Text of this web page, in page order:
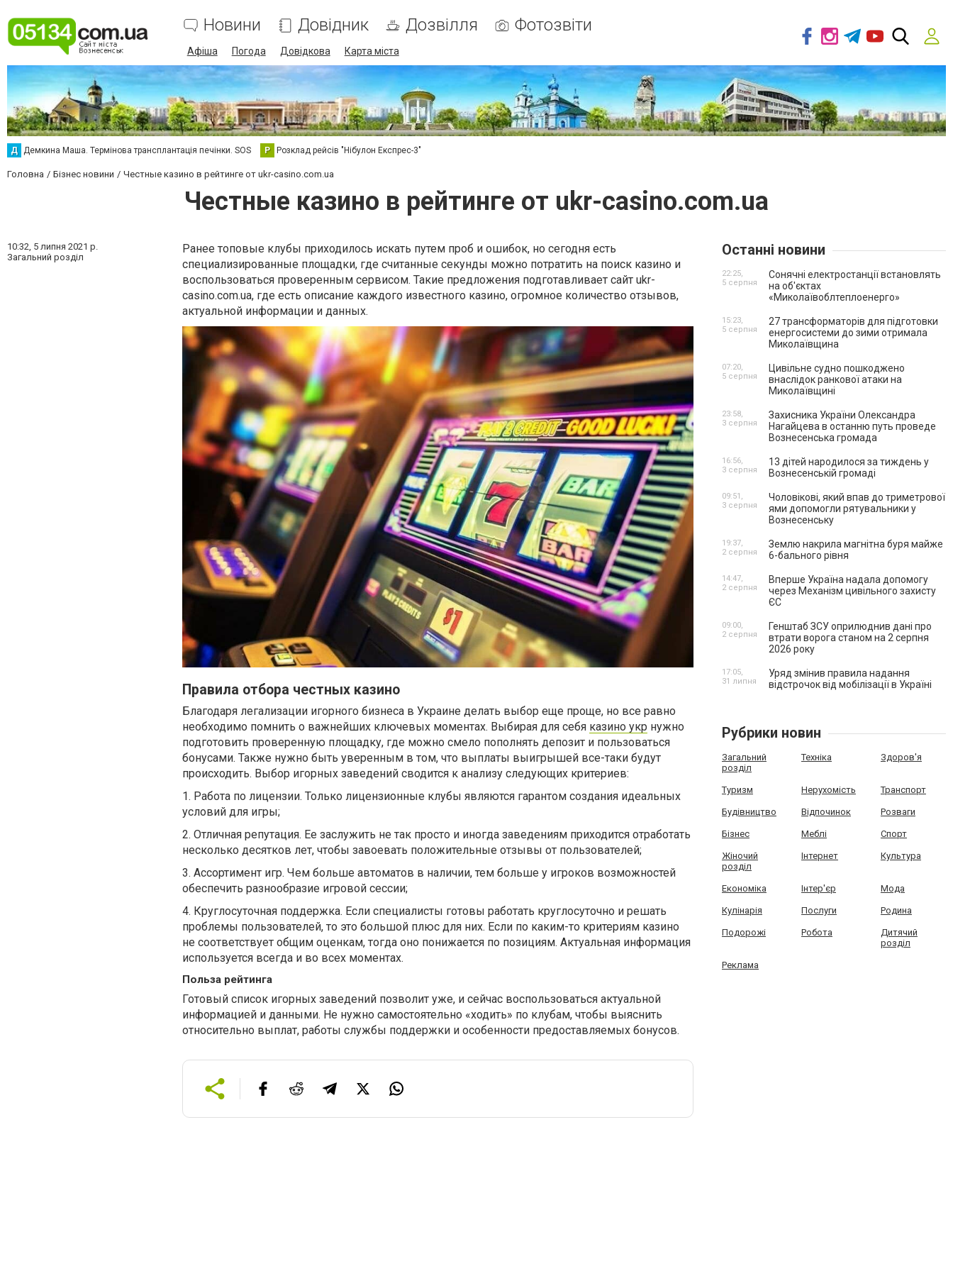
Новини Довідник Дозвілля Фотозвіти
Афіша Погода Довідкова Карта міста
Д Демкина Маша. Термінова трансплантація печінки. SOS Р Розклад рейсів "Нібулон Експрес-3"
Головна Бізнес новини Честные казино в рейтинге от ukr-casino.com.ua
Честные казино в рейтинге от ukr-casino.com.ua
10:32, 5 липня 2021 р.
Загальний розділ
Ранее топовые клубы приходилось искать путем проб и ошибок, но сегодня есть
специализированные площадки, где считанные секунды можно потратить на поиск казино и
воспользоваться проверенным сервисом. Такие предложения подготавливает сайт ukr-
casino.com.ua, где есть описание каждого известного казино, огромное количество отзывов,
актуальной информации и данных.
Правила отбора честных казино
Благодаря легализации игорного бизнеса в Украине делать выбор еще проще, но все равно
необходимо помнить о важнейших ключевых моментах. Выбирая для себя казино укр нужно
подготовить проверенную площадку, где можно смело пополнять депозит и пользоваться
бонусами. Также нужно быть уверенным в том, что выплаты выигрышей все-таки будут
происходить. Выбор игорных заведений сводится к анализу следующих критериев:
1. Работа по лицензии. Только лицензионные клубы являются гарантом создания идеальных
условий для игры;
2. Отличная репутация. Ее заслужить не так просто и иногда заведениям приходится отработать
несколько десятков лет, чтобы завоевать положительные отзывы от пользователей;
3. Ассортимент игр. Чем больше автоматов в наличии, тем больше у игроков возможностей
обеспечить разнообразие игровой сессии;
4. Круглосуточная поддержка. Если специалисты готовы работать круглосуточно и решать
проблемы пользователей, то это большой плюс для них. Если по каким-то критериям казино
не соответствует общим оценкам, тогда оно понижается по позициям. Актуальная информация
используется всегда и во всех моментах.
Польза рейтинга
Готовый список игорных заведений позволит уже, и сейчас воспользоваться актуальной
информацией и данными. Не нужно самостоятельно «ходить» по клубам, чтобы выяснить
относительно выплат, работы службы поддержки и особенности предоставляемых бонусов.
Останні новини
Сонячні електростанції встановлять
на об'єктах
«Миколаївоблтеплоенерго»
22:25,
5 серпня
27 трансформаторів для підготовки
енергосистеми до зими отримала
Миколаївщина
15:23,
5 серпня
Цивільне судно пошкоджено
внаслідок ранкової атаки на
Миколаївщині
07:20,
5 серпня
Захисника України Олександра
Нагайцева в останню путь проведе
Вознесенська громада
23:58,
3 серпня
13 дітей народилося за тиждень у
Вознесенській громаді
16:56,
3 серпня
Чоловікові, який впав до триметрової
ями допомогли рятувальники у
Вознесенську
09:51,
3 серпня
Землю накрила магнітна буря майже
6-бального рівня
19:37,
2 серпня
Вперше Україна надала допомогу
через Механізм цивільного захисту
ЄС
14:47,
2 серпня
Генштаб ЗСУ оприлюднив дані про
втрати ворога станом на 2 серпня
2026 року
09:00,
2 серпня
Уряд змінив правила надання
відстрочок від мобілізації в Україні
17:05,
31 липня
Рубрики новин
Загальний
розділ
Техніка Здоров'я
Туризм Нерухомість Транспорт
Будівництво Відпочинок Розваги
Бізнес Меблі Спорт
Жіночий
розділ
Інтернет Культура
Економіка Інтер'єр Мода
Кулінарія Послуги Родина
Подорожі Робота
Дитячий
розділ
Реклама